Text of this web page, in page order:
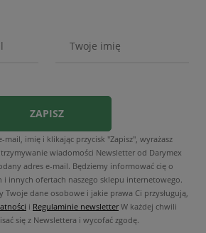
ZAPISZ
mail, imię i klikając przycisk "Zapisz", wyrażasz
wiadomości Newsletter od Darymex
adres e-mail. Będziemy informować cię o
i innych ofertach naszego sklepu internetowego.
Twoje dane osobowe i jakie prawa Ci przysługują,
i Regulaminie newsletterW każdej chwili
się z Newslettera i wycofać zgodę.